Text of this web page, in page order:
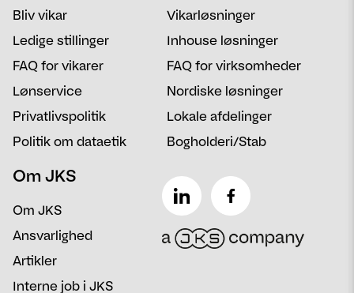
Bliv vikar
Ledige stillinger
FAQ for vikarer
Lønservice
Privatlivspolitik
Politik om dataetik
Vikarløsninger
Inhouse løsninger
FAQ for virksomheder
Nordiske løsninger
Lokale afdelinger
Bogholderi/Stab
Om JKS
Om JKS
Ansvarlighed
Artikler
Interne job i JKS